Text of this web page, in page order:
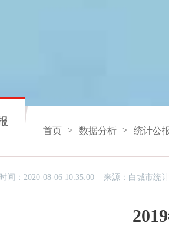
首页 > 数据分析 > 统计公
间：2020-08-06 10:35:00 来源： 白城市统